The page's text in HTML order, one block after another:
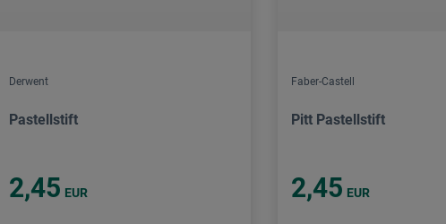
Derwent
Pastellstift
2,45 EUR
Faber-Castell
Pitt Pastellstift
2,45 EUR